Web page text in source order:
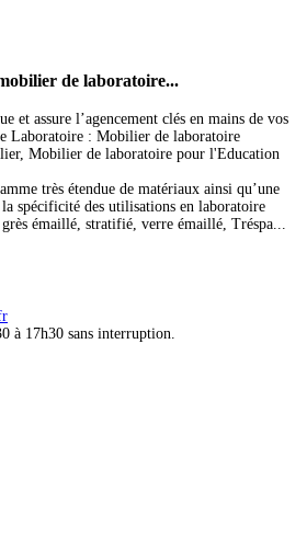
de laboratoire...
et assure l’agencement clés en mains de vos
Laboratoire : Mobilier de laboratoire
Mobilier de laboratoire pour l'Education
très étendue de matériaux ainsi qu’une
spécificité des utilisations en laboratoire
émaillé, stratifié, verre émaillé, Tréspa...
à 17h30 sans interruption.